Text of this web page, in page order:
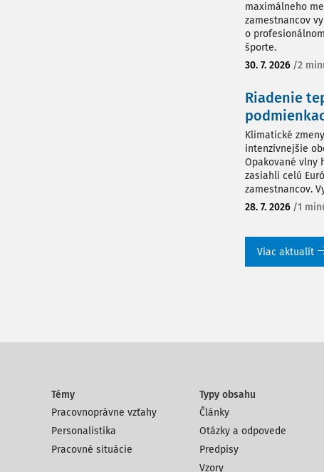
maximálneho
zamestnancov
o
športe.
30. 7. 2026 /2
Riadenie
Klimatické
intenzívnejšie
Opakované vlny
zasiahli celú
zamestnancov.
28. 7. 2026 /1
Viac aktualít
Témy
Pracovnoprávne vzťahy
Personalistika
Pracovné situácie
Typy obsahu
Články
Otázky a odpovede
Predpisy
Vzory